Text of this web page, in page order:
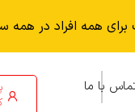
برای همه افراد در همه
با ما